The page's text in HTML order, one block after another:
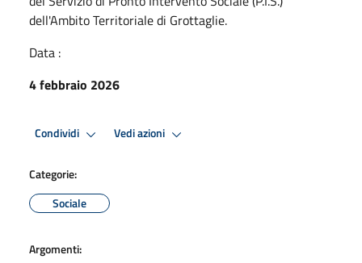
dell'Ambito Territoriale di Grottaglie.
Data :
4 febbraio 2026
Condividi Vedi azioni
Categorie:
Sociale
Argomenti: